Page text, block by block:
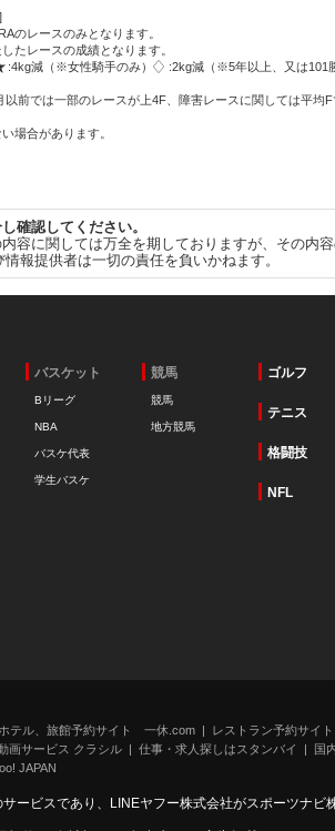
のレースのみとなります。
たレースの成績となります。
:4kg減（※女性騎手のみ）
:2kg減（※5年以上、又は101
前では一部のレースが上4F、障害レースに関しては平均
場合があります。
確認してください。
容に関しては万全を期しておりますが、その内
報提供者は一切の責任を負いかねます。
バスケット
Bリーグ
NBA
バスケ代表
学生バスケ
競馬
競馬
地方競馬
ゴルフ
テニス
格闘技
NFL
ホテル、旅館予約サイト 一休.com
レストラン予約サイ
画サービス クラシル 仕事・求人探しはスタンバイ
国
JAPAN
ービスであり、LINEヤフー株式会社がスポーツナビ